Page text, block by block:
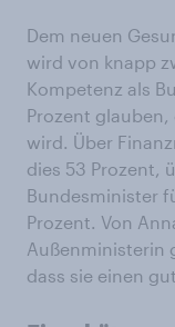
Dem neuen
wird von knapp
Kompetenz als
Prozent
wird. Über
dies 53 Prozent,
Bundesminister
Prozent. Von
Außenministerin
dass sie einen